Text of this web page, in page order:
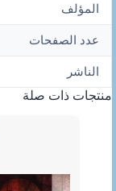
المؤلف
عدد الصفحات
الناشر
منتجات ذات صلة